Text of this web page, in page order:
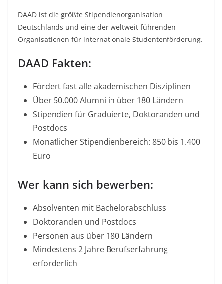
DAAD ist die größte Stipendienorganisation
Deutschlands und eine der weltweit führenden
Organisationen für internationale Studentenförderung.​
DAAD Fakten:
Fördert fast alle akademischen Disziplinen
Über 50.000 Alumni in über 180 Ländern
Stipendien für Graduierte, Doktoranden und
Postdocs​
Monatlicher Stipendienbereich: 850 bis 1.400
Euro​
Wer kann sich bewerben:
Absolventen mit Bachelorabschluss​
Doktoranden und Postdocs
Personen aus über 180 Ländern​
Mindestens 2 Jahre Berufserfahrung
erforderlich​